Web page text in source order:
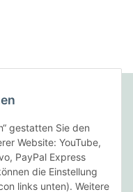
bieten wir an:
mit:
gestatten Sie den
Website: YouTube,
PayPal Express
die Einstellung
links unten). Weitere